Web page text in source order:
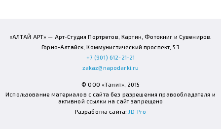
«АЛТАЙ АРТ» — Арт-Студия Портретов, Картин, Фотокниг и Сувениров.
Горно-Алтайск, Коммунистический проспект, 53
+7 (901) 612-21-21
zakaz@napodarki.ru
© ООО «Танит», 2015
Использование материалов с сайта без разрешения правообладателя и
активной ссылки на сайт запрещено
Разработка сайта: JD-Pro